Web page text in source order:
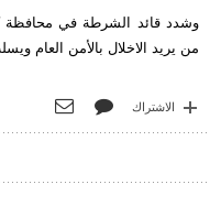
وشدد قائد الشرطة في
من يريد الاخلال بالأمن العام
الاشتراك